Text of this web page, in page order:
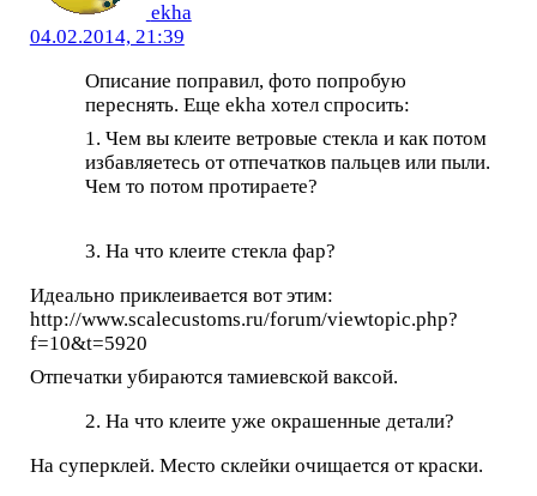
ekha
04.02.2014, 21:39
Описание поправил, фото попробую
переснять. Еще ekha хотел спросить:
1. Чем вы клеите ветровые стекла и как потом
избавляетесь от отпечатков пальцев или пыли.
Чем то потом протираете?
3. На что клеите стекла фар?
Идеально приклеивается вот этим:
http://www.scalecustoms.ru/forum/viewtopic.php?
f=10&t=5920
Отпечатки убираются тамиевской ваксой.
2. На что клеите уже окрашенные детали?
На суперклей. Место склейки очищается от краски.